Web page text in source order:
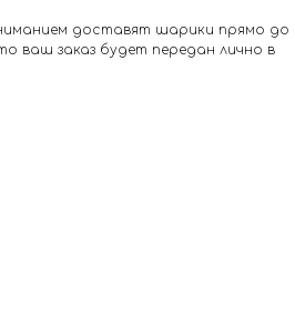
доставят шарики прямо до
ваш заказ будет передан лично в